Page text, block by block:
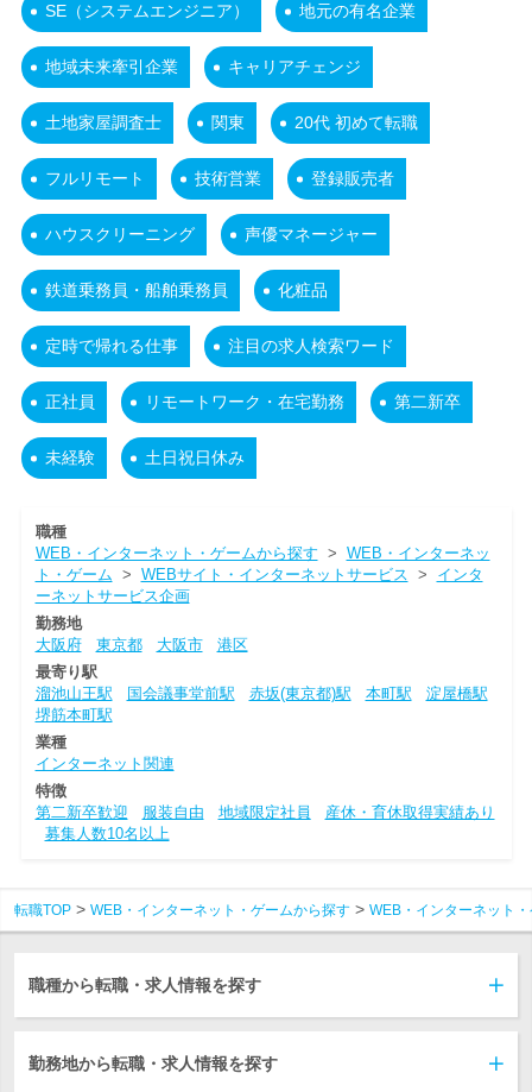
SE（システムエンジニア） 地元の有名企業
地域未来牽引企業 キャリアチェンジ
土地家屋調査士 関東 20代 初めて転職
フルリモート 技術営業 登録販売者
ハウスクリーニング 声優マネージャー
鉄道乗務員・船舶乗務員 化粧品
定時で帰れる仕事 注目の求人検索ワード
正社員 リモートワーク・在宅勤務 第二新卒
未経験 土日祝日休み
職種
WEB・インターネット・ゲームから探す > WEB・インターネッ
ト・ゲーム > WEBサイト・インターネットサービス > インタ
ーネットサービス企画
勤務地
大阪府
東京都 大阪市
港区
最寄り駅
溜池山王駅
国会議事堂前駅 赤坂(東京都)駅 本町駅
淀屋橋駅
堺筋本町駅
業種
インターネット関連
特徴
第二新卒歓迎
服装自由 地域限定社員
産休・育休取得実績あり
募集人数10名以上
転職TOP WEB・インターネット・ゲームから探す WEB・インターネット
職種から転職・求人情報を探す
勤務地から転職・求人情報を探す